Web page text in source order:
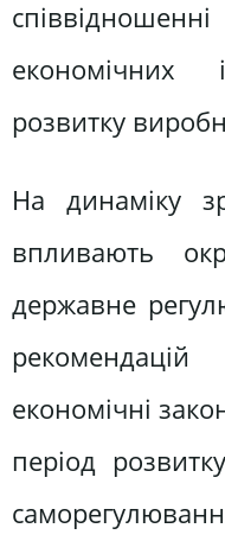
розвитку
На динаміку
впливають
державне
економічні
період